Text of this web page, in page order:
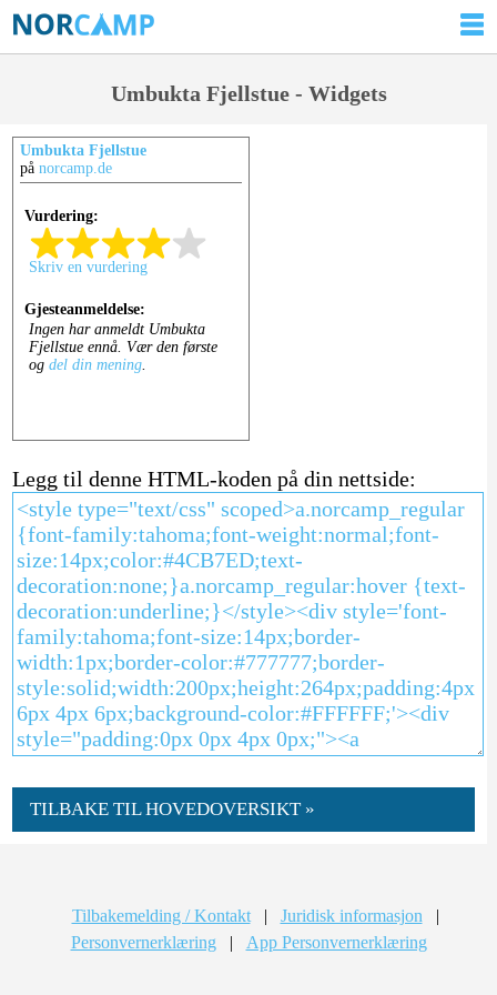
Umbukta Fjellstue - Widgets
Umbukta Fjellstue
på norcamp.de
Legg til denne HTML-koden på din nettside:
TILBAKE TIL HOVEDOVERSIKT »
Tilbakemelding / Kontakt | Juridisk informasjon
|
Personvernerklæring
| App Personvernerklæring